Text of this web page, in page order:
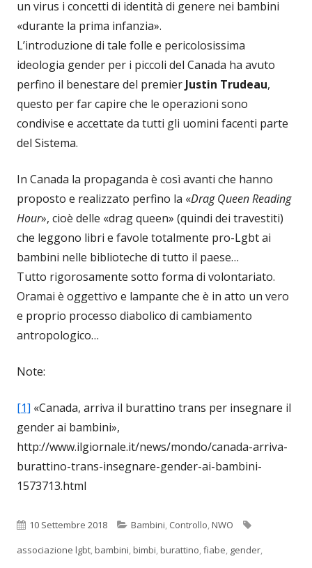
un virus i concetti di identità di genere nei bambini
«durante la prima infanzia».
L’introduzione di tale folle e pericolosissima
ideologia gender per i piccoli del Canada ha avuto
perfino il benestare del premier Justin Trudeau,
questo per far capire che le operazioni sono
condivise e accettate da tutti gli uomini facenti parte
del Sistema.
In Canada la propaganda è così avanti che hanno
proposto e realizzato perfino la «Drag Queen Reading
Hour», cioè delle «drag queen» (quindi dei travestiti)
che leggono libri e favole totalmente pro-Lgbt ai
bambini nelle biblioteche di tutto il paese…
Tutto rigorosamente sotto forma di volontariato.
Oramai è oggettivo e lampante che è in atto un vero
e proprio processo diabolico di cambiamento
antropologico…
Note:
[1] «Canada, arriva il burattino trans per insegnare il
gender ai bambini»,
http://www.ilgiornale.it/news/mondo/canada-arriva-
burattino-trans-insegnare-gender-ai-bambini-
1573713.html
Pubblicato
10 Settembre 2018 Categorie
Bambini, Controllo,NWO
associazione lgbt,bambini,bimbi,burattino,fiabe, gender,